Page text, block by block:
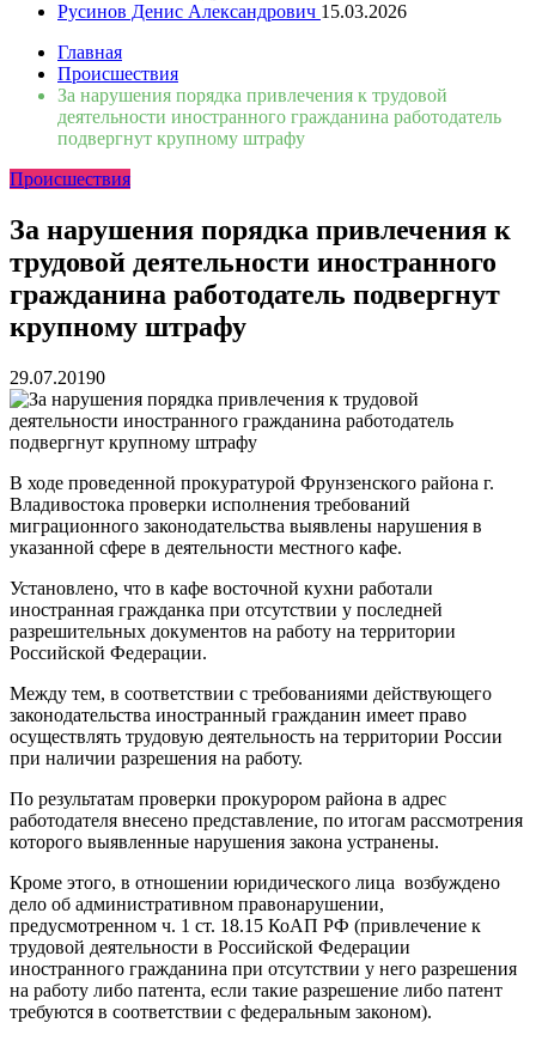
Русинов Денис Александрович 15.03.2026
Главная
Происшествия
За нарушения порядка привлечения к трудовой
деятельности иностранного гражданина работодатель
подвергнут крупному штрафу
Происшествия
За нарушения порядка привлечения к
трудовой деятельности иностранного
гражданина работодатель подвергнут
крупному штрафу
29.07.20190
В ходе проведенной прокуратурой Фрунзенского района г.
Владивостока проверки исполнения требований
миграционного законодательства выявлены нарушения в
указанной сфере в деятельности местного кафе.
Установлено, что в кафе восточной кухни работали
иностранная гражданка при отсутствии у последней
разрешительных документов на работу на территории
Российской Федерации.
Между тем, в соответствии с требованиями действующего
законодательства иностранный гражданин имеет право
осуществлять трудовую деятельность на территории России
при наличии разрешения на работу.
По результатам проверки прокурором района в адрес
работодателя внесено представление, по итогам рассмотрения
которого выявленные нарушения закона устранены.
Кроме этого, в отношении юридического лица возбуждено
дело об административном правонарушении,
предусмотренном ч. 1 ст. 18.15 КоАП РФ (привлечение к
трудовой деятельности в Российской Федерации
иностранного гражданина при отсутствии у него разрешения
на работу либо патента, если такие разрешение либо патент
требуются в соответствии с федеральным законом).